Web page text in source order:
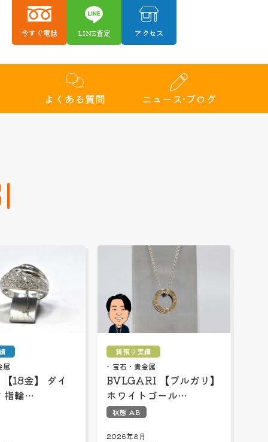
今すぐ電話 LINE査定 アクセス
よくある質問 ニュース•ブログ
属
18金】 ダイ
指輪…
質預り実績
宝石・貴金属
BVLGARI 【ブルガリ】
ホワイトゴール…
状態 AB
2026年8月